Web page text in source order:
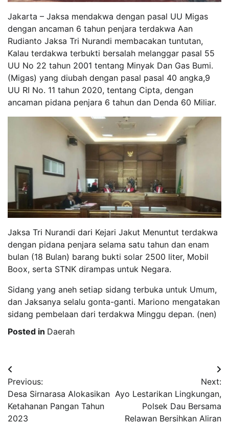
Jakarta – Jaksa mendakwa dengan pasal UU Migas
dengan ancaman 6 tahun penjara terdakwa Aan
Rudianto Jaksa Tri Nurandi membacakan tuntutan,
Kalau terdakwa terbukti bersalah melanggar pasal 55
UU No 22 tahun 2001 tentang Minyak Dan Gas Bumi.
(Migas) yang diubah dengan pasal pasal 40 angka,9
UU RI No. 11 tahun 2020, tentang Cipta, dengan
ancaman pidana penjara 6 tahun dan Denda 60 Miliar.
Jaksa Tri Nurandi dari Kejari Jakut Menuntut terdakwa
dengan pidana penjara selama satu tahun dan enam
bulan (18 Bulan) barang bukti solar 2500 liter, Mobil
Boox, serta STNK dirampas untuk Negara.
Sidang yang aneh setiap sidang terbuka untuk Umum,
dan Jaksanya selalu gonta-ganti. Mariono mengatakan
sidang pembelaan dari terdakwa Minggu depan. (nen)
Posted in Daerah
Post
navigation
Previous:
Desa Sirnarasa Alokasikan
Ketahanan Pangan Tahun
2023
Next:
Ayo Lestarikan Lingkungan,
Polsek Dau Bersama
Relawan Bersihkan Aliran